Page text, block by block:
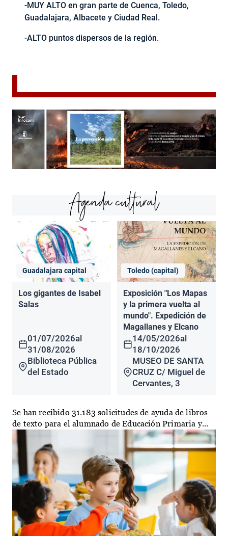
-MUY ALTO en gran parte de Cuenca, Toledo,
Guadalajara, Albacete y Ciudad Real.
-ALTO puntos dispersos de la región.
Agenda cultural
Guadalajara capital
Los gigantes de Isabel
Salas
01/07/2026al
31/08/2026
Biblioteca Pública
del Estado
Toledo (capital)
Exposición "Los Mapas
y la primera vuelta al
mundo". Expedición de
Magallanes y Elcano
14/05/2026al
18/10/2026
MUSEO DE SANTA
CRUZ C/ Miguel de
Cervantes, 3
Se han recibido 31.183 solicitudes de ayuda de libros
de texto para el alumnado de Educación Primaria y...